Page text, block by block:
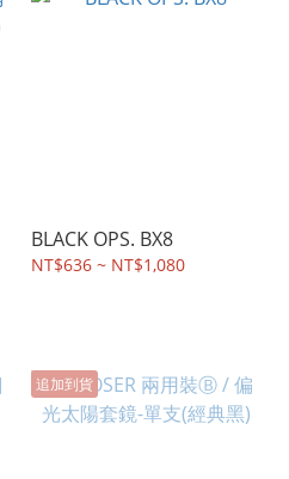
BLACK OPS. BX8
NT$636 ~ NT$1,080
追加到貨